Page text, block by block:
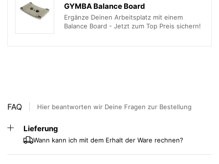
GYMBA Balance Board
Ergänze Deinen Arbeitsplatz mit einem
Balance Board - Jetzt zum Top Preis sichern!
FAQ Hier beantworten wir Deine Fragen zur Bestellung
Lieferung
Wann kann ich mit dem Erhalt der Ware rechnen?